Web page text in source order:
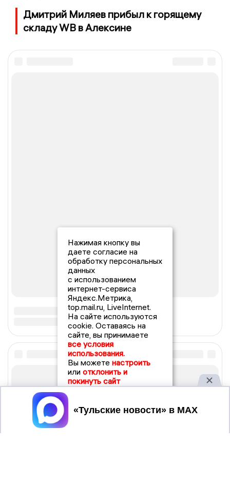
Дмитрий Миляев прибыл к горящему
складу WB в Алексине
Нажимая кнопку вы
даете согласие на
обработку персональных
данных
с использованием
интернет-сервиса
Яндекс.Метрика,
top.mail.ru, LiveInternet.
На сайте используются
cookie. Оставаясь на
сайте, вы принимаете
все условия
использования.
Вы можете настроить
или отклонить и
покинуть сайт
Принять